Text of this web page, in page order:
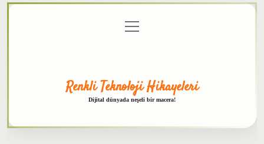
menüyü
aç
Renkli Teknoloji Hikayeleri
Dijital dünyada neşeli bir macera!